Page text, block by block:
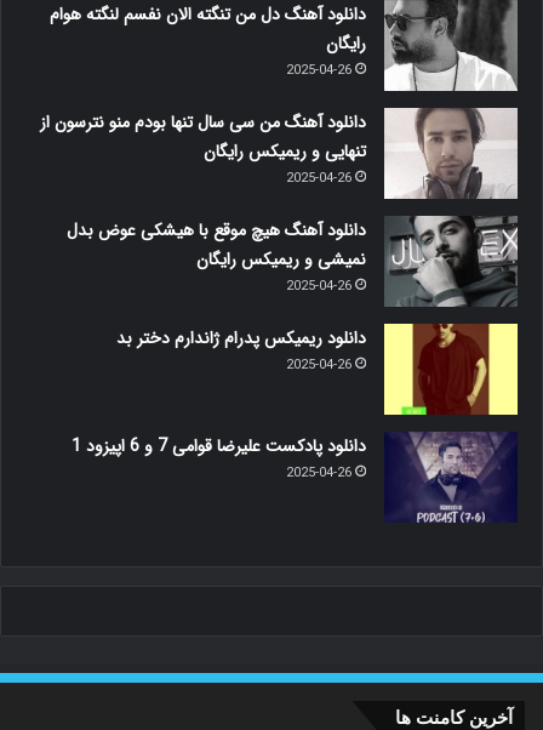
دانلود آهنگ دل من تنگته الان نفسم لنگته هوام
رایگان
2025-04-26
دانلود آهنگ من سی سال تنها بودم منو نترسون از
تنهایی و ریمیکس رایگان
2025-04-26
دانلود آهنگ هیچ موقع با هیشکی عوض بدل
نمیشی و ریمیکس رایگان
2025-04-26
دانلود ریمیکس پدرام ژاندارم دختر بد
2025-04-26
دانلود پادکست علیرضا قوامی 7 و 6 اپیزود 1
2025-04-26
آخرین کامنت ها